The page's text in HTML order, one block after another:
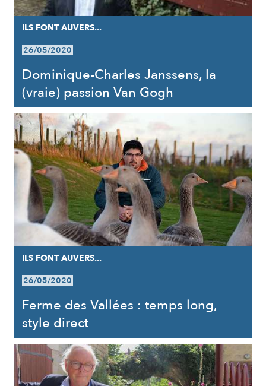
ILS FONT AUVERS...
26/05/2020
Dominique-Charles Janssens, la
(vraie) passion Van Gogh
ILS FONT AUVERS...
26/05/2020
Ferme des Vallées : temps long,
style direct